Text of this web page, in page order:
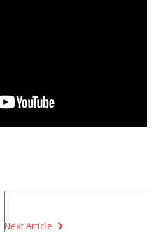
Next Article